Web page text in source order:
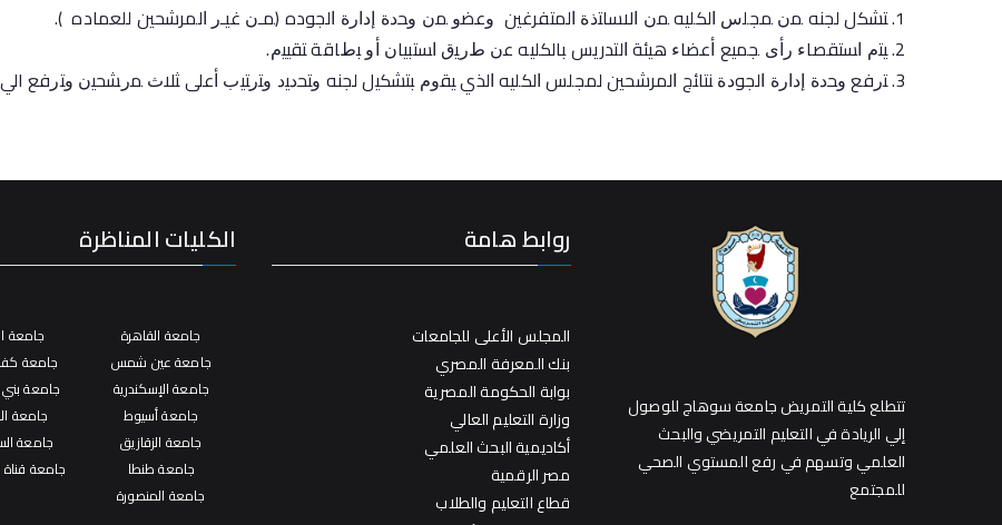
ﺘﺸﻜل لجنه ﻤﻥ ﻤﺠﻠﺱ ﺍلكليه ﻤﻥ ﺍﻻﺴﺎﺘﺫﺓ ﺍلمتفرغين ﻭﻋﻀﻭ ﻤﻥ ﻭﺤﺩﺓ ﺇﺩﺍﺭﺓ ﺍلجوده (ﻤـﻥ ﻏﻴـﺭ ﺍلمرشحين للعماده ).
ﻴﺘﻡ ﺍﺴﺘﻘﺼﺎﺀ ﺭﺃﻯ ﺠﻤﻴﻊ ﺃﻋﻀﺎﺀ ﻫﻴﺌﺔ ﺍلتدريس ﺒﺎلكليه ﻋﻥ ﻁﺭﻴﻕ ﺍﺴﺘﺒﻴﺎﻥ ﺃﻭ ﺒﻁﺎﻗﺔ ﺘﻘﻴﻴﻡ.
ﺘﺭﻓﻊ ﻭﺤﺩﺓ ﺇﺩﺍﺭﺓ ﺍلجوﺩﺓ ﻨﺘﺎﺌﺞ ﺍلمرشحين لمجلس ﺍلكليه ﺍلذي ﻴﻘﻭﻡ ﺒﺘﺸﻜﻴل لجنه ﻭﺘﺤﺩﻴﺩ ﻭﺘﺭﺘﻴﺏ ﺃﻋﻠﻰ ﺜﻼﺙ ﻤﺭﺸﺤﻴﻥ ﻭﺘﺭﻓﻊ
تتطلع كلية التمريض جامعة سوهاج للوصول
إلي الريادة في التعليم التمريضي والبحث
العلمي وتسهم في رفع المستوي الصحي
للمجتمع
روابط هامة
المجلس الأعلى للجامعات
بنك المعرفة المصري
بوابة الحكومة المصرية
وزارة التعليم العالي
أكاديمية البحث العلمي
مصر الرقمية
قطاع التعليم والطلاب
الكليات المناظرة
جامعة القاهرة
جامعة عين شمس
جامعة الإسكندرية
جامعة أسيوط
جامعة الزقازيق
جامعة طنطا
جامعة المنصورة
جامعة
جامعة
جامعة
جامعة
جامعة
جامعة